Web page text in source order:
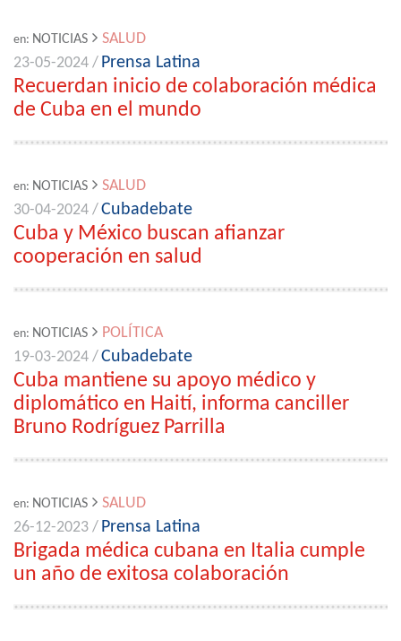
en: NOTICIAS
SALUD
23-05-2024 / Prensa Latina
Recuerdan inicio de colaboración médica
de Cuba en el mundo
en: NOTICIAS
SALUD
30-04-2024 /Cubadebate
Cuba y México buscan afianzar
cooperación en salud
en: NOTICIAS
POLÍTICA
19-03-2024 /Cubadebate
Cuba mantiene su apoyo médico y
diplomático en Haití, informa canciller
Bruno Rodríguez Parrilla
en: NOTICIAS
SALUD
26-12-2023 / Prensa Latina
Brigada médica cubana en Italia cumple
un año de exitosa colaboración